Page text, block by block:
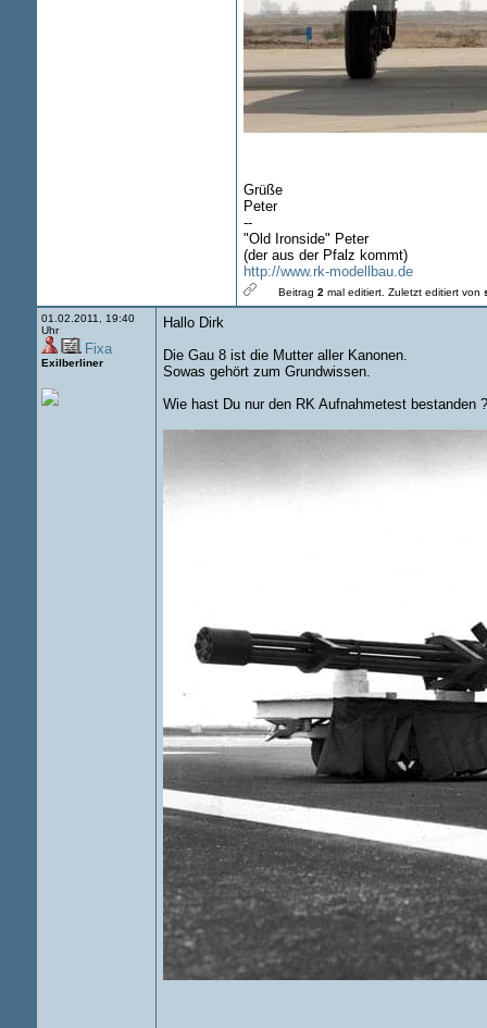
Grüße
Peter
--
"Old Ironside" Peter
(der aus der Pfalz kommt)
http://www.rk-modellbau.de
Beitrag 2 mal editiert. Zuletzt editiert von
01.02.2011, 19:40
Uhr
Fixa
Exilberliner
Hallo Dirk
Die Gau 8 ist die Mutter aller Kanonen.
Sowas gehört zum Grundwissen.
Wie hast Du nur den RK Aufnahmetest bestanden